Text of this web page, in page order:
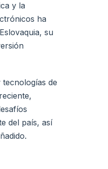
y la
ha
su
de
del país, así